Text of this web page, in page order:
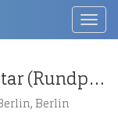
Fragment vom Pergamonaltar (Rundplastik oder Relief); Berlin:Relief / Statue (?), Gewandstück
Berlin